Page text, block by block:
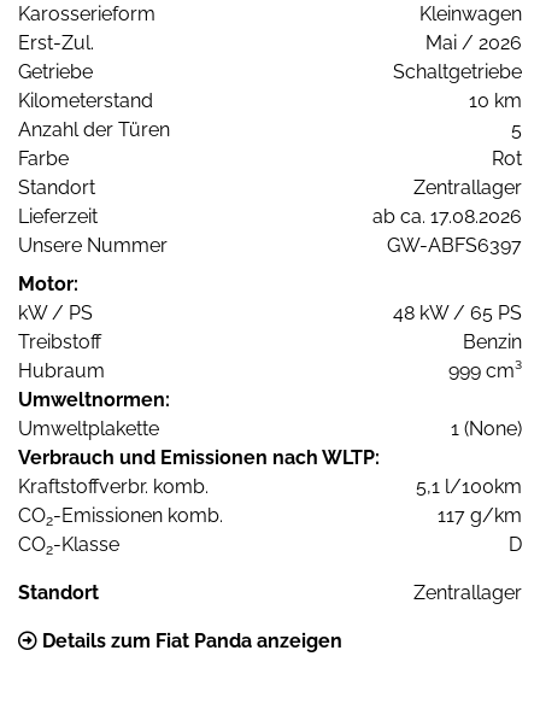
Karosserieform
Kleinwagen
Erst-Zul.
Mai / 2026
Getriebe
Schaltgetriebe
Kilometerstand
10 km
Anzahl der Türen
5
Farbe
Rot
Standort
Zentrallager
Lieferzeit
ab ca. 17.08.2026
Unsere Nummer
GW-ABFS6397
Motor:
kW / PS
48 kW / 65 PS
Treibstoff
Benzin
Hubraum
999 cm³
Umweltnormen:
Umweltplakette
1 (None)
Verbrauch und Emissionen nach WLTP:
Kraftstoffverbr. komb.
5,1 l/100km
CO2-Emissionen komb.
117 g/km
CO2-Klasse D
Standort Zentrallager
Details zum Fiat Panda anzeigen